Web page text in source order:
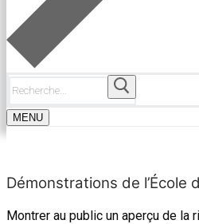
Rechercher
MENU
Démonstrations de l’École
Montrer au public un aperçu de la